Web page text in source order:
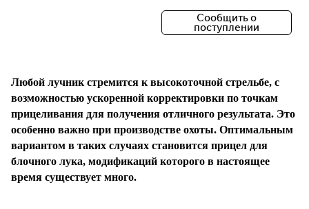
Сообщить о
поступлении
Любой лучник стремится к высокоточной стрельбе, с
возможностью ускоренной корректировки по точкам
прицеливания для получения отличного результата. Это
особенно важно при производстве охоты. Оптимальным
вариантом в таких случаях становится прицел для
блочного лука, модификаций которого в настоящее
время существует много.
Оплачивайте сегодня только25%
Оставшиеся75% будут
списыватьсяс вашей карты
по25%каждые 2 недели